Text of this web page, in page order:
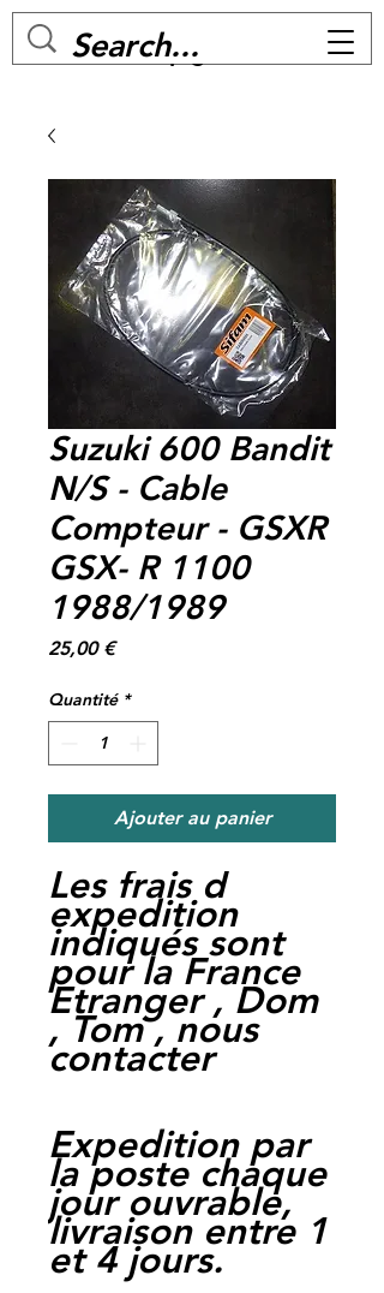
MC BIKE Perpignan
Suzuki 600 Bandit
N/S - Cable
Compteur - GSXR
GSX- R 1100
1988/1989
25,00 €Prix
Quantité *
Ajouter au panier
Les frais d
expedition
indiqués sont
pour la France
Etranger , Dom
, Tom , nous
contacter
Expedition par
la poste chaque
jour ouvrable,
livraison entre 1
et 4 jours.